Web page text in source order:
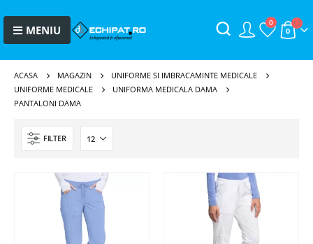
0
ACASA MAGAZIN
UNIFORME SI IMBRACAMINTE MEDICALE
UNIFORME MEDICALE
UNIFORMA MEDICALA DAMA
PANTALONI DAMA
FILTER